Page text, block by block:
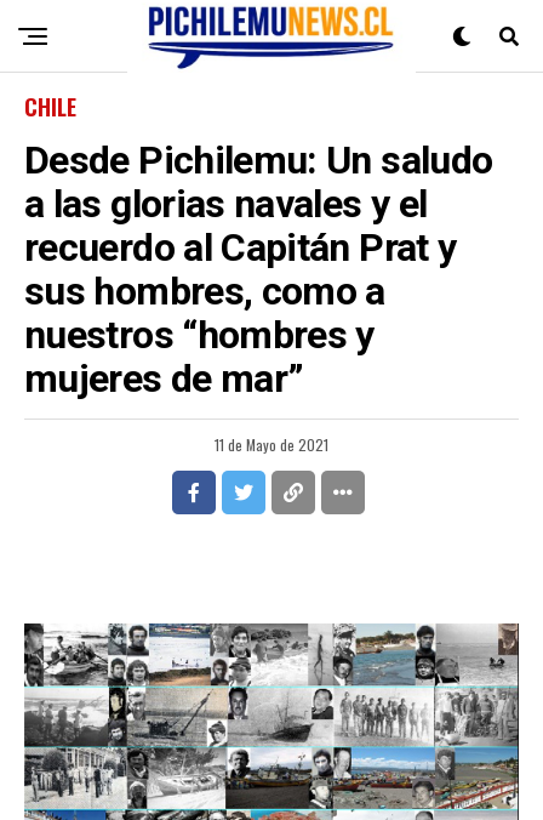
CHILE
Desde Pichilemu: Un saludo
a las glorias navales y el
recuerdo al Capitán Prat y
sus hombres, como a
nuestros “hombres y
mujeres de mar”
11 de Mayo de 2021